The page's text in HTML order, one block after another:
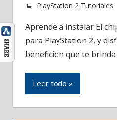
PlayStation 2 Tutoriales
Aprende a instalar El
para PlayStation 2, y
beneficion que te
Leer todo »